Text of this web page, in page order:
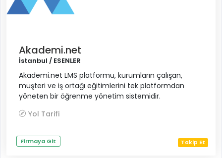
Akademi.net
İstanbul / ESENLER
Akademi.net LMS platformu, kurumların çalışan,
müşteri ve iş ortağı eğitimlerini tek platformdan
yöneten bir öğrenme yönetim sistemidir.
Yol Tarifi
Firmaya Git Takip Et